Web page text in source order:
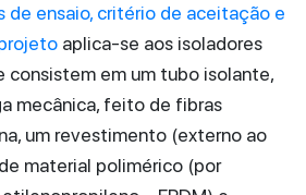
de ensaio, critério de aceitação e
aplica-se aos isoladores
consistem em um tubo isolante,
mecânica, feito de fibras
um revestimento (externo ao
material polimérico (por